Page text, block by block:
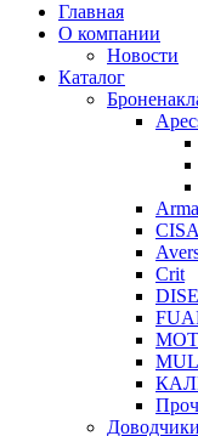
Главная
О компании
Новости
Каталог
CISA
Crit
Доводчики